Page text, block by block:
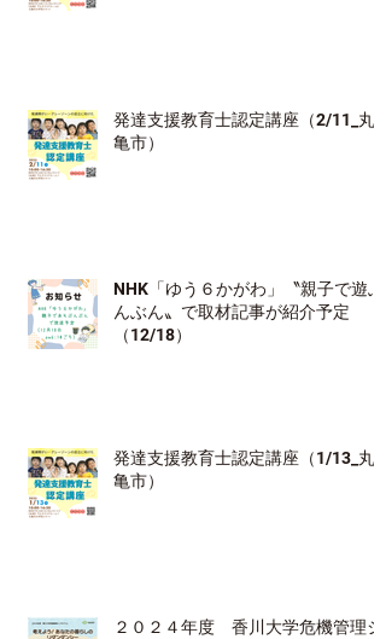
発達支援教育士認定講座（2/11_丸
亀市）
NHK「ゆう６かがわ」〝親子で遊ぶ
んぶん〟で取材記事が紹介予定
（12/18）
発達支援教育士認定講座（1/13_丸
亀市）
２０２４年度 香川大学危機管理シ